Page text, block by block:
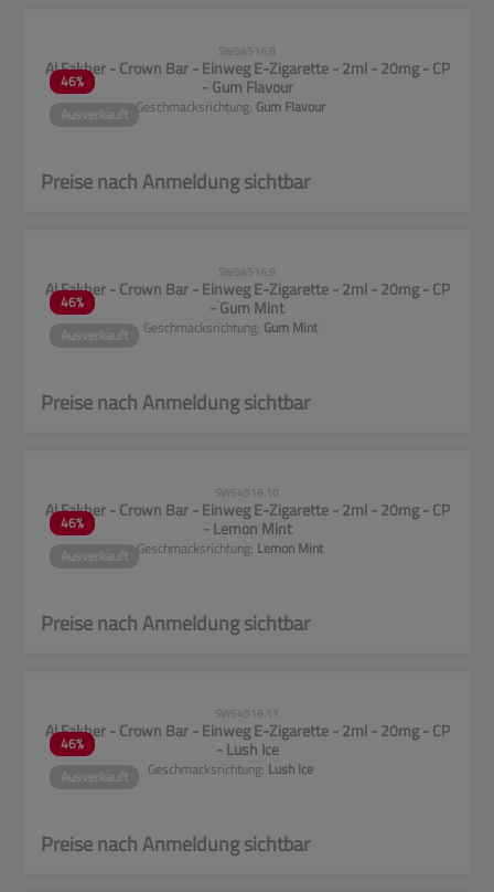
46%
Ausverkauft
SW54516.8
Al Fakher - Crown Bar - Einweg E-Zigarette - 2ml - 20mg - CP
- Gum Flavour
Geschmacksrichtung: Gum Flavour
Preise nach Anmeldung sichtbar
46%
Ausverkauft
SW54516.9
Al Fakher - Crown Bar - Einweg E-Zigarette - 2ml - 20mg - CP
- Gum Mint
Geschmacksrichtung: Gum Mint
Preise nach Anmeldung sichtbar
46%
Ausverkauft
SW54516.10
Al Fakher - Crown Bar - Einweg E-Zigarette - 2ml - 20mg - CP
- Lemon Mint
Geschmacksrichtung: Lemon Mint
Preise nach Anmeldung sichtbar
46%
Ausverkauft
SW54516.11
Al Fakher - Crown Bar - Einweg E-Zigarette - 2ml - 20mg - CP
- Lush Ice
Geschmacksrichtung: Lush Ice
Preise nach Anmeldung sichtbar